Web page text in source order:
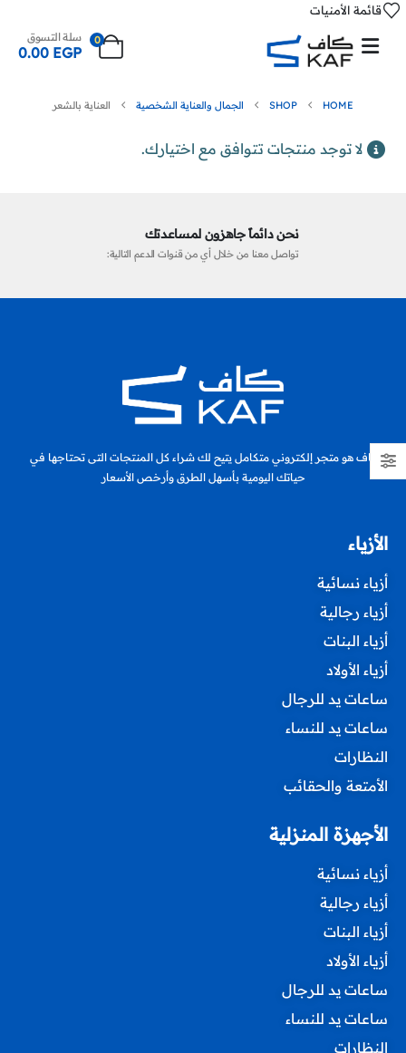
قائمة الأمنيات
0 سلة التسوق
0.00 EGP
HOME
SHOP الجمال والعناية الشخصية العناية بالشعر
لا توجد منتجات تتوافق مع اختيارك.
نحن دائماً جاهزون لمساعدتك
تواصل معنا من خلال أي من قنوات الدعم التالية:
كاف هو متجر إلكتروني متكامل يتيح لك شراء كل المنتجات التى تحتاجها في
حياتك اليومية بأسهل الطرق وأرخص الأسعار
الأزياء
أزياء نسائية
أزياء رجالية
أزياء البنات
أزياء الأولاد
ساعات يد للرجال
ساعات يد للنساء
النظارات
الأمتعة والحقائب
الأجهزة المنزلية
أزياء نسائية
أزياء رجالية
أزياء البنات
أزياء الأولاد
ساعات يد للرجال
ساعات يد للنساء
النظارات